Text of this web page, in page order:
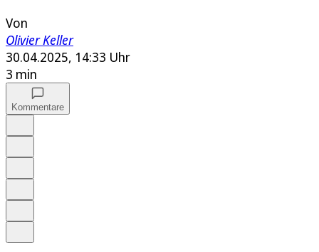
Von
Olivier Keller
30.04.2025, 14:33 Uhr
3 min
Kommentare